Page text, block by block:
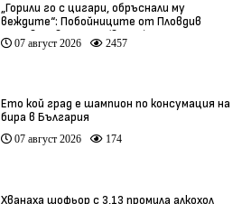
„Горили го с цигари, обръснали му
веждите“: Побойниците от Пловдив
остават в ареста (видео)
07 август 2026 2457
Ето кой град е шампион по консумация на
бира в България
07 август 2026 174
Хванаха шофьор с 3,13 промила алкохол